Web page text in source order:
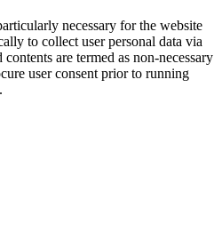
necessary for the website
to collect user personal data via
are termed as non-necessary
user consent prior to running